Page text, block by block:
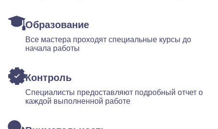
Образование
Все мастера проходят специальные курсы до
начала работы
Контроль
Специалисты предоставляют подробный отчет о
каждой выполненной работе